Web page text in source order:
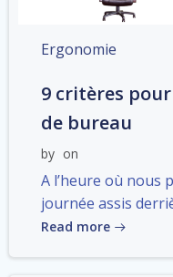
Ergonomie
9 critères
de bureau
by on
A l’heure où nous
journée assis
Read more